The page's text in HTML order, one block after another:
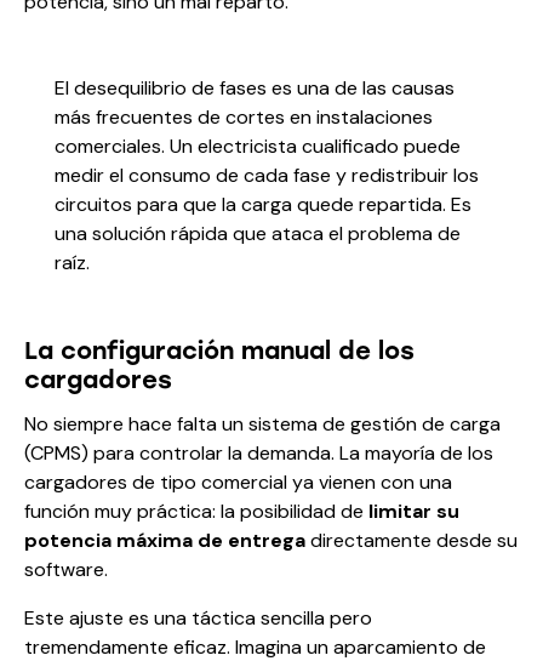
El desequilibrio de fases es una de las causas
más frecuentes de cortes en instalaciones
comerciales. Un electricista cualificado puede
medir el consumo de cada fase y redistribuir los
circuitos para que la carga quede repartida. Es
una solución rápida que ataca el problema de
raíz.
La configuración manual de los
cargadores
No siempre hace falta un sistema de gestión de carga
(CPMS) para controlar la demanda. La mayoría de los
cargadores de tipo comercial ya vienen con una
función muy práctica: la posibilidad de limitar su
potencia máxima de entregadirectamente desde su
software.
Este ajuste es una táctica sencilla pero
tremendamente eficaz. Imagina un aparcamiento de